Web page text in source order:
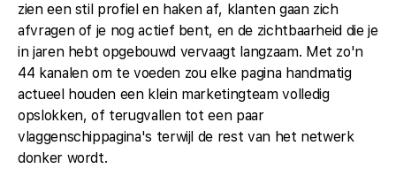
zien een stil profiel en haken af, klanten gaan zich
afvragen of je nog actief bent, en de zichtbaarheid die je
in jaren hebt opgebouwd vervaagt langzaam. Met zo'n
44 kanalen om te voeden zou elke pagina handmatig
actueel houden een klein marketingteam volledig
opslokken, of terugvallen tot een paar
vlaggenschippagina's terwijl de rest van het netwerk
donker wordt.